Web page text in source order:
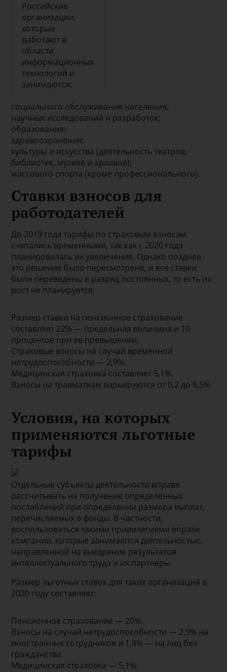
Российские
организации,
которые
работают в
области
информационных
технологий и
занимаются:
социального обслуживания населения;
научных исследований и разработок;
образования;
здравоохранения;
культуры и искусства (деятельность театров,
библиотек, музеев и архивов);
массового спорта (кроме профессионального).
Ставки взносов для
работодателей
До 2019 года тарифы по страховым взносам
считались временными, так как с 2020 года
планировалась их увеличение. Однако позднее
это решение было пересмотрено, и все ставки
были переведены в разряд постоянных, то есть их
рост не планируется.
Размер ставки на пенсионное страхование
составляет 22% — предельная величина и 10
процентов при ее превышении.
Страховые взносы на случай временной
нетрудоспособности — 2,9%.
Медицинская страховка составляет 5,1%.
Взносы на травматизм варьируются от 0,2 до 8,5%.
Условия, на которых
применяются льготные
тарифы
Отдельные субъекты деятельности вправе
рассчитывать на получение определенных
послаблений при определении размера выплат,
перечисляемых в фонды. В частности,
воспользоваться такими привилегиями вправе
компании, которые занимаются деятельностью,
направленной на внедрение результатов
интеллектуального труда и их партнеры.
Размер льготных ставок для таких организаций в
2020 году составляет:
Пенсионное страхование — 20%.
Взносы на случай нетрудоспособности — 2,9% на
иностранных сотрудников и 1,8% — на лиц без
гражданства.
Медицинская страховка — 5,1%.